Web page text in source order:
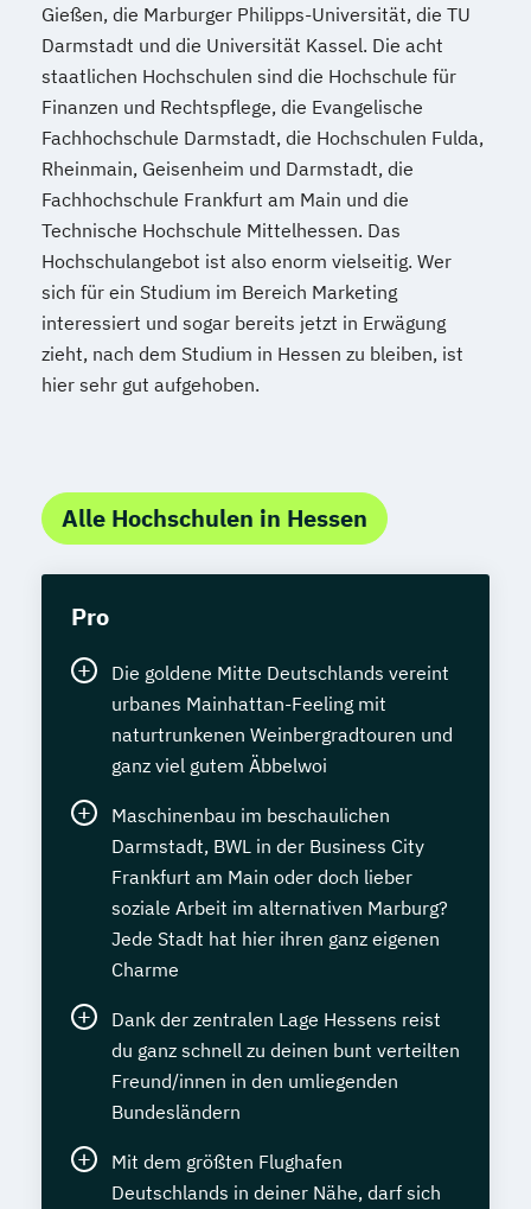
Gießen, die Marburger Philipps-Universität, die TU
Darmstadt und die Universität Kassel. Die acht
staatlichen Hochschulen sind die Hochschule für
Finanzen und Rechtspflege, die Evangelische
Fachhochschule Darmstadt, die Hochschulen Fulda,
Rheinmain, Geisenheim und Darmstadt, die
Fachhochschule Frankfurt am Main und die
Technische Hochschule Mittelhessen. Das
Hochschulangebot ist also enorm vielseitig. Wer
sich für ein Studium im Bereich Marketing
interessiert und sogar bereits jetzt in Erwägung
zieht, nach dem Studium in Hessen zu bleiben, ist
hier sehr gut aufgehoben.
Alle Hochschulen in Hessen
Pro
Die goldene Mitte Deutschlands vereint
urbanes Mainhattan-Feeling mit
naturtrunkenen Weinbergradtouren und
ganz viel gutem Äbbelwoi
Maschinenbau im beschaulichen
Darmstadt, BWL in der Business City
Frankfurt am Main oder doch lieber
soziale Arbeit im alternativen Marburg?
Jede Stadt hat hier ihren ganz eigenen
Charme
Dank der zentralen Lage Hessens reist
du ganz schnell zu deinen bunt verteilten
Freund/innen in den umliegenden
Bundesländern
Mit dem größten Flughafen
Deutschlands in deiner Nähe, darf sich